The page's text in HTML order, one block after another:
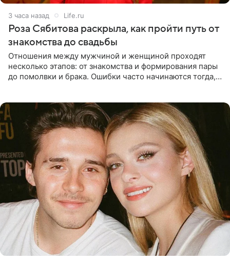
3 часа назад Life.ru
Роза Сябитова раскрыла, как пройти путь от
знакомства до свадьбы
Отношения между мужчиной и женщиной проходят
несколько этапов: от знакомства и формирования пары
до помолвки и брака. Ошибки часто начинаются тогда,